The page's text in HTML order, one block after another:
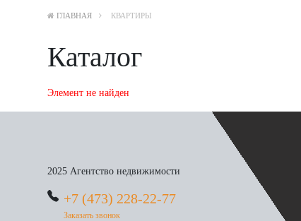
ГЛАВНАЯ КВАРТИРЫ
Каталог
Элемент не найден
2025 Агентство недвижимости
+7 (473) 228-22-77
Заказать звонок